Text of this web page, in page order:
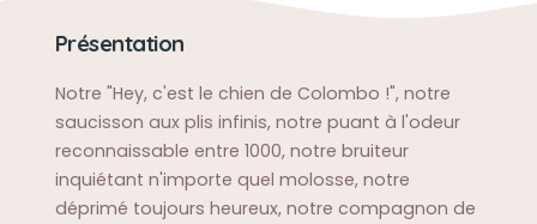
Présentation
Notre "Hey, c'est le chien de Colombo !", notre
saucisson aux plis infinis, notre puant à l'odeur
reconnaissable entre 1000, notre bruiteur
inquiétant n'importe quel molosse, notre
déprimé toujours heureux, notre compagnon de